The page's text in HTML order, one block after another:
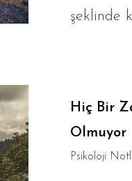
şeklinde
Hiç Bir
Olmuyor
Psikoloji